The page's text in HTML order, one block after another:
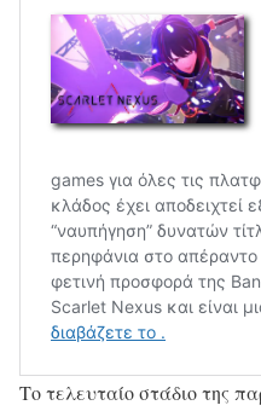
Το τελευταίο στάδιο της